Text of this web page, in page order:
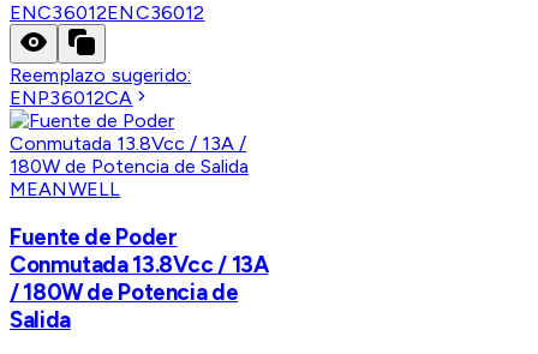
ENC36012ENC36012
Reemplazo sugerido:
ENP36012CA
MEANWELL
Fuente de Poder
Conmutada 13.8Vcc / 13A
/ 180W de Potencia de
Salida